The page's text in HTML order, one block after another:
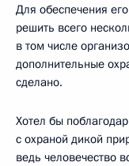
Для обеспечения
решить всего
в том числе
дополнительные
сделано.
Хотел бы
с охраной дикой
ведь человечество